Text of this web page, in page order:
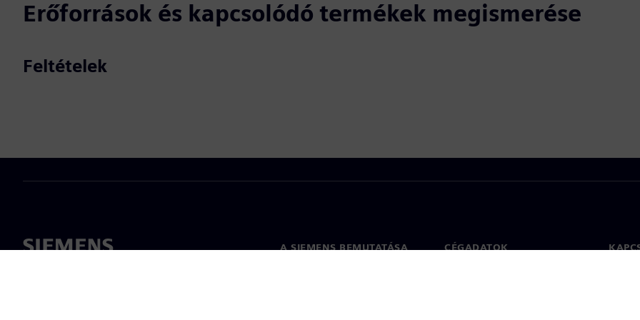
Erőforrások és kapcsolódó termékek megismerése
Feltételek
A SIEMENS BEMUTATÁSA CÉGADATOK